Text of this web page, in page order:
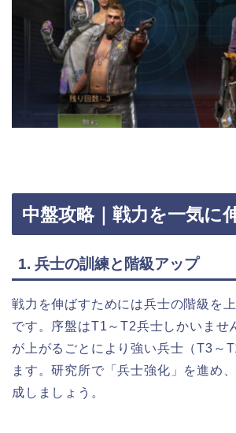
中盤攻略｜戦力を一気に
1. 兵士の訓練と階級アップ
戦力を伸ばすためには兵士の階級を
です。序盤はT1～T2兵士しかいませ
が上がるごとにより強い兵士（T3～
ます。研究所で「兵士強化」を進め
成しましょう。